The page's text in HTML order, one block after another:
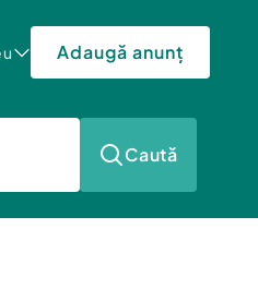
Adaugă anunț
Caută